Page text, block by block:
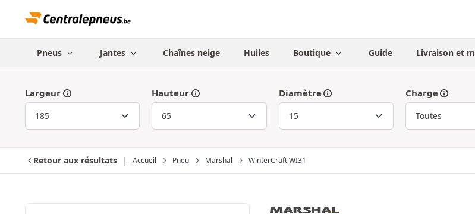
Pneus Jantes Chaînes neige Huiles Boutique Guide Livraison et
Largeur Hauteur Diamètre Charge
Retour aux résultats Accueil Pneu Marshal WinterCraft WI31